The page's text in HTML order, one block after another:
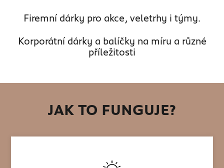
Firemní dárky pro akce, veletrhy i týmy.
Korporátní dárky a balíčky na míru a různé
příležitosti
JAK TO FUNGUJE?